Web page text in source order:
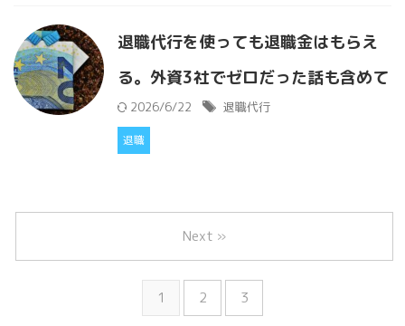
退職代行を使っても退職金はもらえ
る。外資3社でゼロだった話も含めて
2026/6/22 退職代行
退職
1 2 3
Next »